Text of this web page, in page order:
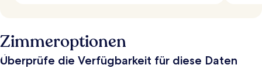
Zimmeroptionen
Überprüfe die Verfügbarkeit für diese Daten